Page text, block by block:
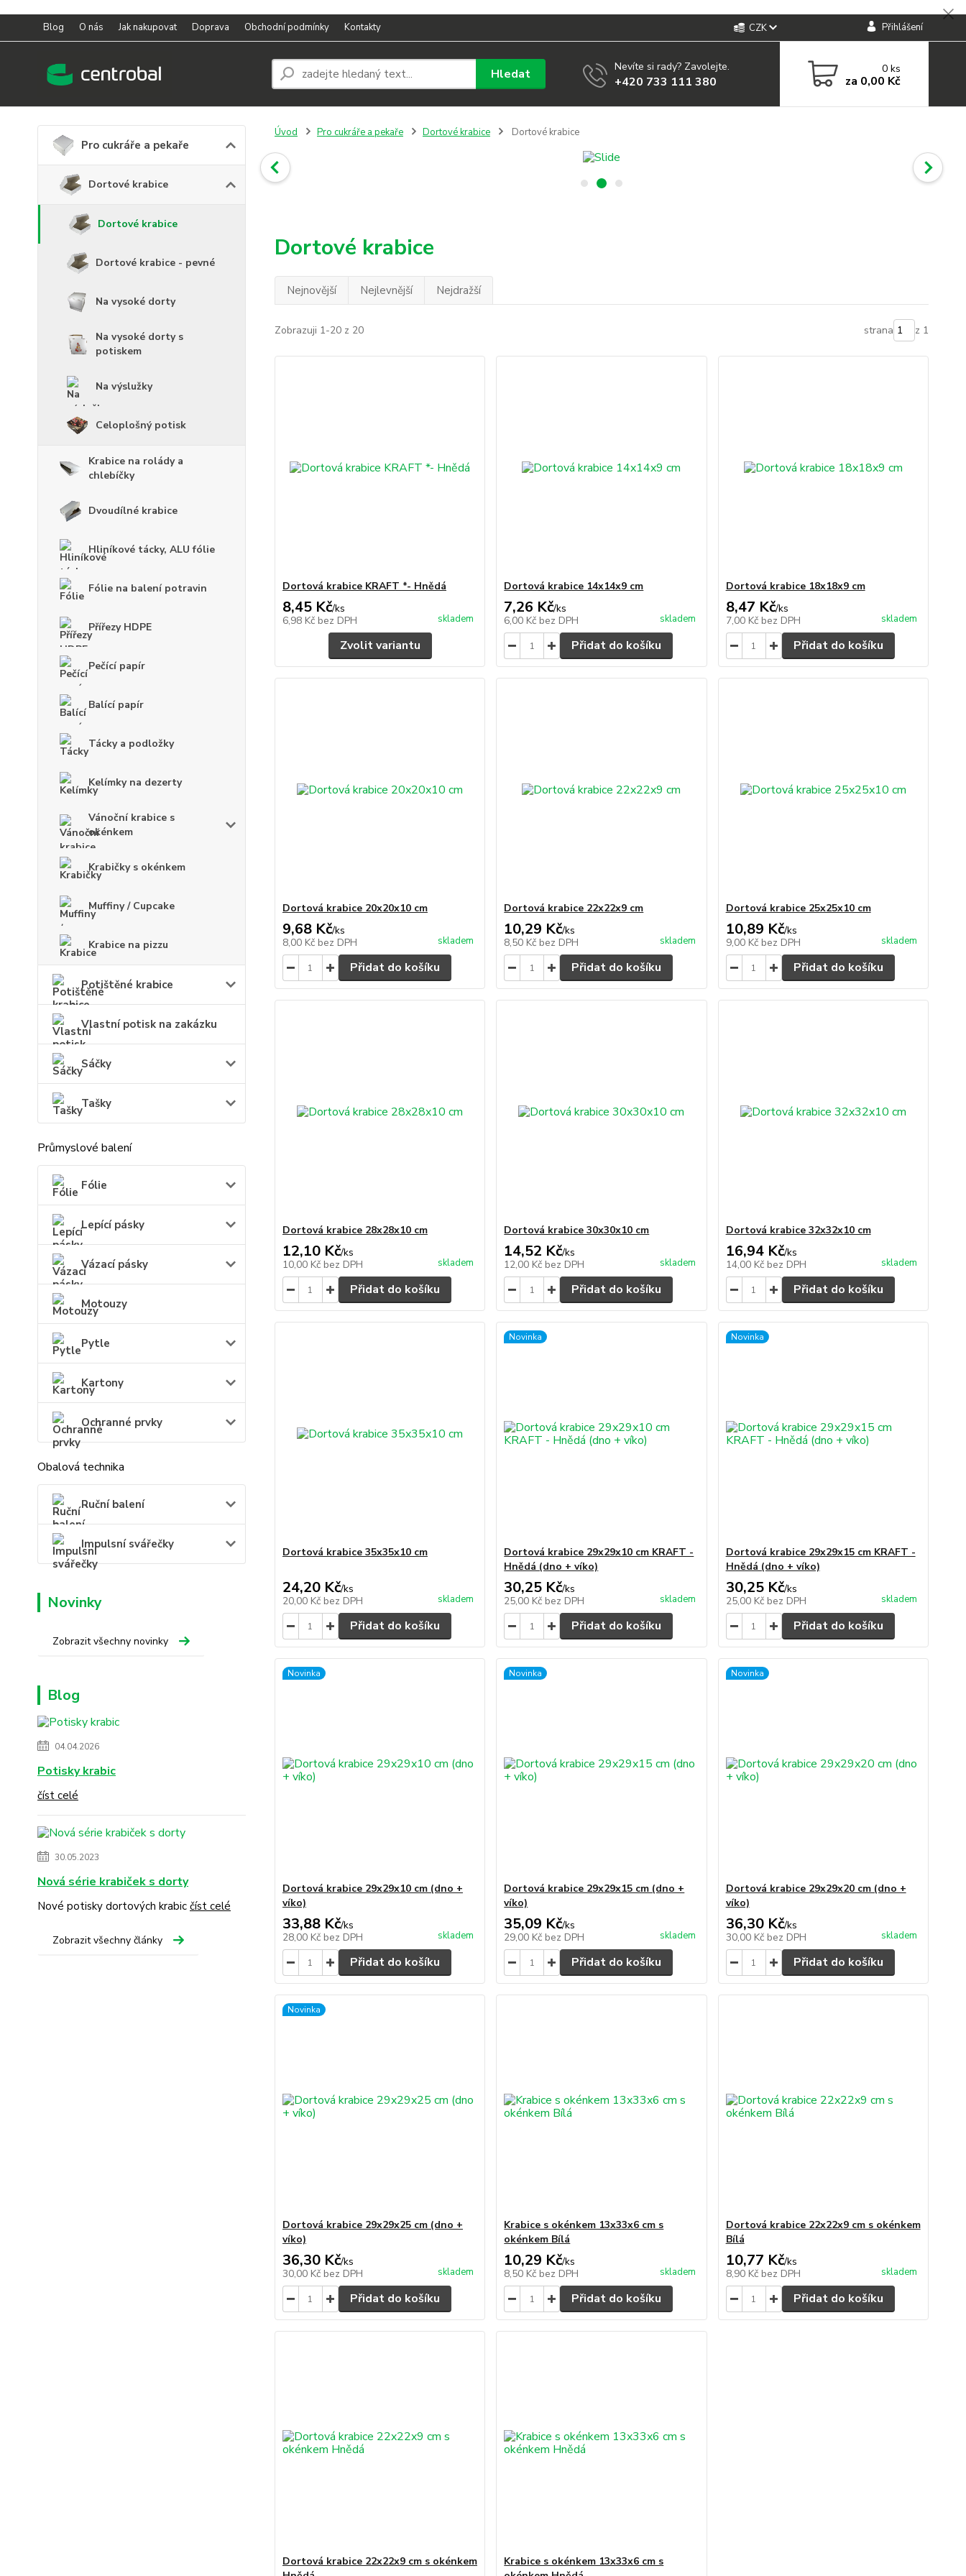
Blog O nás Jak nakupovat Doprava Obchodní podmínky Kontakty CZK Přihlášení
Hledat Nevíte si rady? Zavolejte.
+420 733 111 380
0ks
za 0,00 Kč
Pro cukráře a pekaře
Dortové krabice
Dortové krabice
Dortové krabice - pevné
Na vysoké dorty
Na vysoké dorty s
potiskem
Na výslužky
Celoplošný potisk
Krabice na rolády a
chlebíčky
Dvoudílné krabice
Hliníkové tácky, ALU fólie
Fólie na balení potravin
Přířezy HDPE
Pečící papír
Balící papír
Tácky a podložky
Kelímky na dezerty
Vánoční krabice s
okénkem
Krabičky s okénkem
Muffiny / Cupcake
Krabice na pizzu
Potištěné krabice
Vlastní potisk na zakázku
Sáčky
Tašky
Průmyslové balení
Fólie
Lepící pásky
Vázací pásky
Motouzy
Pytle
Kartony
Ochranné prvky
Obalová technika
Ruční balení
Impulsní svářečky
Novinky
Zobrazit všechny novinky
Blog
04.04.2026
Potisky krabic
číst celé
30.05.2023
Nová série krabiček s dorty
Nové potisky dortových krabic číst celé
Zobrazit všechny články
Úvod Pro cukráře a pekaře Dortové krabice Dortové krabice
Dortové krabice
Nejnovější Nejlevnější Nejdražší
Zobrazuji 1-20 z 20 strana z 1
Dortová krabice KRAFT *- Hnědá
8,45 Kč/ks
6,98 Kč bez DPH skladem
Zvolit variantu
Dortová krabice 14x14x9 cm
7,26 Kč/ks
6,00 Kč bez DPH skladem
Přidat do košíku
Dortová krabice 18x18x9 cm
8,47 Kč/ks
7,00 Kč bez DPH skladem
Přidat do košíku
Dortová krabice 20x20x10 cm
9,68 Kč/ks
8,00 Kč bez DPH skladem
Přidat do košíku
Dortová krabice 22x22x9 cm
10,29 Kč/ks
8,50 Kč bez DPH skladem
Přidat do košíku
Dortová krabice 25x25x10 cm
10,89 Kč/ks
9,00 Kč bez DPH skladem
Přidat do košíku
Dortová krabice 28x28x10 cm
12,10 Kč/ks
10,00 Kč bez DPH skladem
Přidat do košíku
Dortová krabice 30x30x10 cm
14,52 Kč/ks
12,00 Kč bez DPH skladem
Přidat do košíku
Dortová krabice 32x32x10 cm
16,94 Kč/ks
14,00 Kč bez DPH skladem
Přidat do košíku
Dortová krabice 35x35x10 cm
24,20 Kč/ks
20,00 Kč bez DPH skladem
Přidat do košíku
Novinka
Dortová krabice 29x29x10 cm KRAFT -
Hnědá (dno + víko)
30,25 Kč/ks
25,00 Kč bez DPH skladem
Přidat do košíku
Novinka
Dortová krabice 29x29x15 cm KRAFT -
Hnědá (dno + víko)
30,25 Kč/ks
25,00 Kč bez DPH skladem
Přidat do košíku
Novinka
Dortová krabice 29x29x10 cm (dno +
víko)
33,88 Kč/ks
28,00 Kč bez DPH skladem
Přidat do košíku
Novinka
Dortová krabice 29x29x15 cm (dno +
víko)
35,09 Kč/ks
29,00 Kč bez DPH skladem
Přidat do košíku
Novinka
Dortová krabice 29x29x20 cm (dno +
víko)
36,30 Kč/ks
30,00 Kč bez DPH skladem
Přidat do košíku
Novinka
Dortová krabice 29x29x25 cm (dno +
víko)
36,30 Kč/ks
30,00 Kč bez DPH skladem
Přidat do košíku
Krabice s okénkem 13x33x6 cm s
okénkem Bílá
10,29 Kč/ks
8,50 Kč bez DPH skladem
Přidat do košíku
Dortová krabice 22x22x9 cm s okénkem
Bílá
10,77 Kč/ks
8,90 Kč bez DPH skladem
Přidat do košíku
Dortová krabice 22x22x9 cm s okénkem
Krabice s okénkem 13x33x6 cm s